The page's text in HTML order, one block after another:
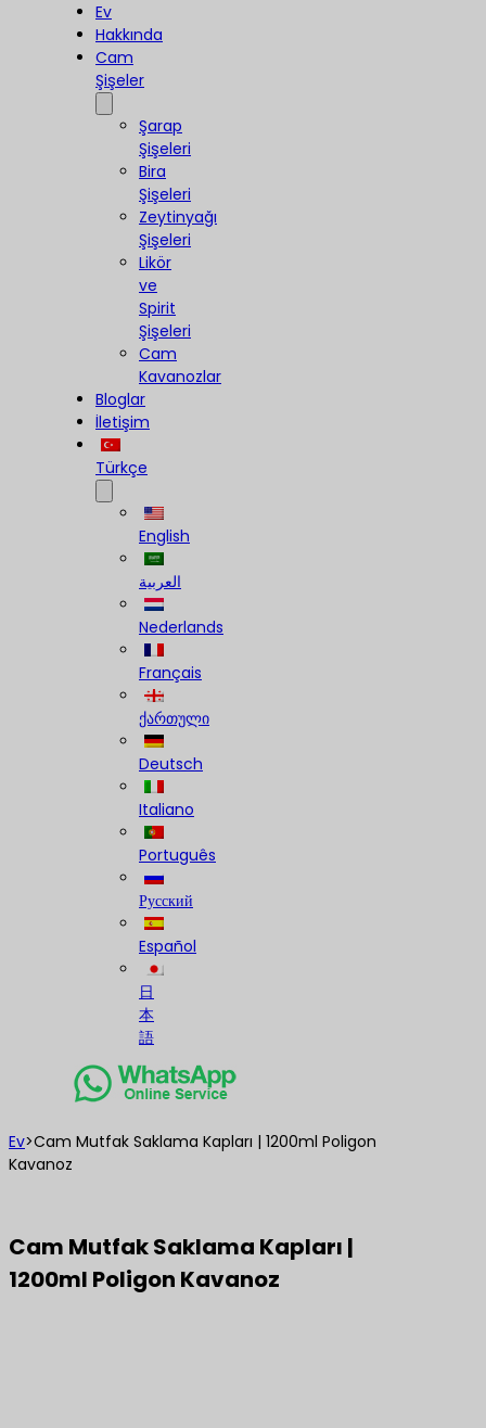
Ev
Hakkında
Cam
Şişeler
Şarap
Şişeleri
Bira
Şişeleri
Zeytinyağı
Şişeleri
Likör
ve
Spirit
Şişeleri
Cam
Kavanozlar
Bloglar
İletişim
Türkçe
English
العربية
Nederlands
Français
ქართული
Deutsch
Italiano
Português
Русский
Español
日
本
語
Ev>Cam Mutfak Saklama Kapları | 1200ml Poligon
Kavanoz
Cam Mutfak Saklama Kapları |
1200ml Poligon Kavanoz